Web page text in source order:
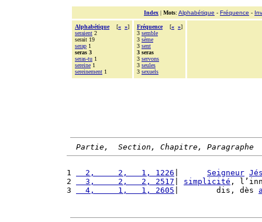
Index | Mots: Alphabétique - Fréquence -
Alphabétique [« »]
seraient 2
serait 19
serap 1
seras 3
seras-tu 1
sereine 1
sereinement 1
Fréquence [« »]
3 semble
3 sème
3 sent
3 seras
3 servons
3 seules
3 sexuels
Partie,  Section, Chapitre, Paragraphe
1
  2,     2,   1, 1226
Seigneur
2
  3,     2,   2, 2517
simplicité ,
3
  4,     1,   1, 2605
|        dis, dès